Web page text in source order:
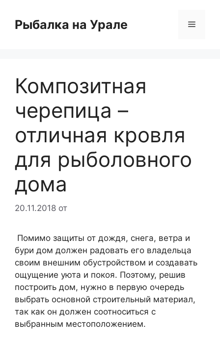
содержимому
Рыбалка на Урале Меню
Композитная
черепица –
отличная кровля
для рыболовного
дома
20.11.2018 от
Помимо защиты от дождя, снега, ветра и
бури дом должен радовать его владельца
своим внешним обустройством и создавать
ощущение уюта и покоя. Поэтому, решив
построить дом, нужно в первую очередь
выбрать основной строительный материал,
так как он должен соотноситься с
выбранным местоположением.